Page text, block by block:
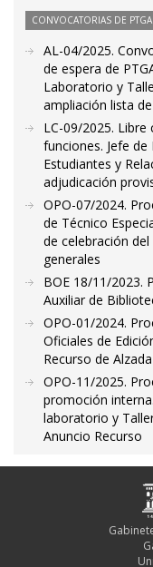
CONVOCATORIAS DE
AL-04/2025.
de espera de
Laboratorio y
ampliación lista
LC-09/2025. Libre
funciones. Jefe
Estudiantes y
adjudicación
OPO-07/2024.
de Técnico
de celebración
generales
BOE 18/11/2023.
Auxiliar de
OPO-01/2024.
Oficiales de
Recurso de Alzada
OPO-11/2025.
promoción
laboratorio y
Anuncio Recurso